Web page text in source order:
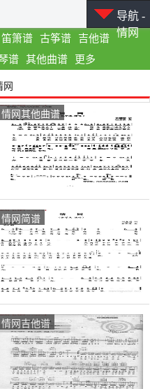
笛箫谱 古筝谱
吉他谱
谱 其他曲谱 更多
导航 -
情网
网
情网其他曲谱
情网简谱
情网吉他谱